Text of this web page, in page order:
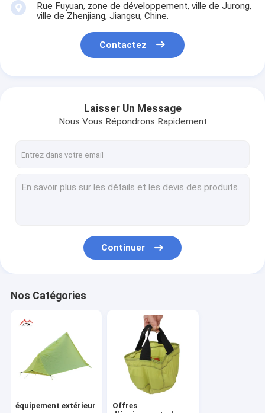
Rue Fuyuan, zone de développement, ville de Jurong,
ville de Zhenjiang, Jiangsu, Chine.
Contactez
Laisser Un Message
Nous Vous Répondrons Rapidement
Continuer
Nos Catégories
équipement extérieur
Offres